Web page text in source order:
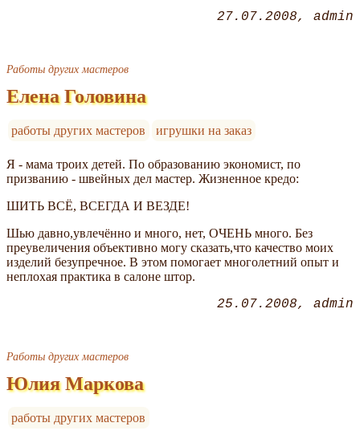
27.07.2008 admin
Работы других мастеров
Елена Головина
работы других мастеров игрушки на заказ
Я - мама троих детей. По образованию экономист, по
призванию - швейных дел мастер. Жизненное кредо:
ШИТЬ ВСЁ, ВСЕГДА И ВЕЗДЕ!
Шью давно,увлечённо и много, нет, ОЧЕНЬ много. Без
преувеличения объективно могу сказать,что качество моих
изделий безупречное. В этом помогает многолетний опыт и
неплохая практика в салоне штор.
25.07.2008 admin
Работы других мастеров
Юлия Маркова
работы других мастеров